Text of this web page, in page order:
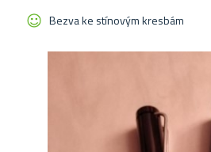
Bezva ke stínovým kresbám